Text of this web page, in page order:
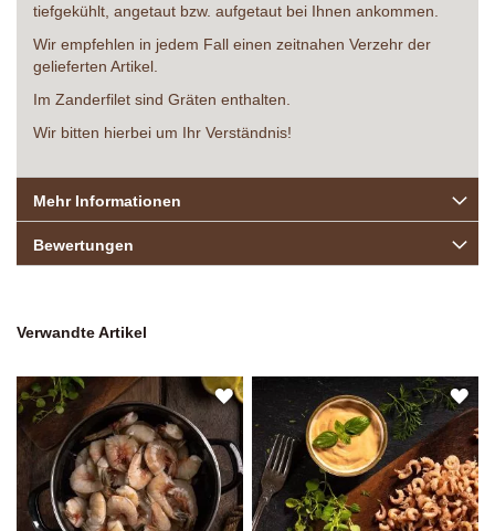
tiefgekühlt, angetaut bzw. aufgetaut bei Ihnen ankommen.
Wir empfehlen in jedem Fall einen zeitnahen Verzehr der
gelieferten Artikel.
Im Zanderfilet sind Gräten enthalten.
Wir bitten hierbei um Ihr Verständnis!
Mehr Informationen
Bewertungen
Verwandte Artikel
ZUR
WUNSCHLISTE
HINZUFÜGEN